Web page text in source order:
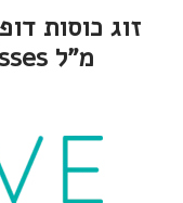
מ"ל Kruve Imagine Glasses